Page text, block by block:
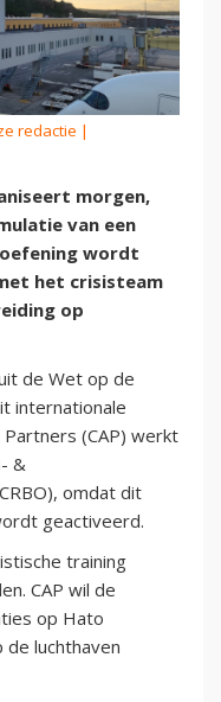
redactie |
morgen,
van een
wordt
het crisisteam
op
de Wet op de
internationale
(CAP) werkt
&
omdat dit
geactiveerd.
training
CAP wil de
op Hato
luchthaven